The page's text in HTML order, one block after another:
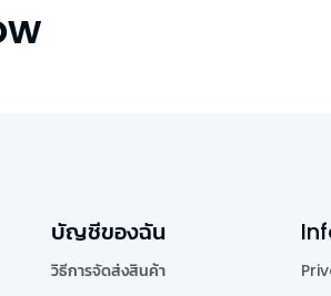
บัญชีของฉัน
วิธีการจัดส่งสินค้า